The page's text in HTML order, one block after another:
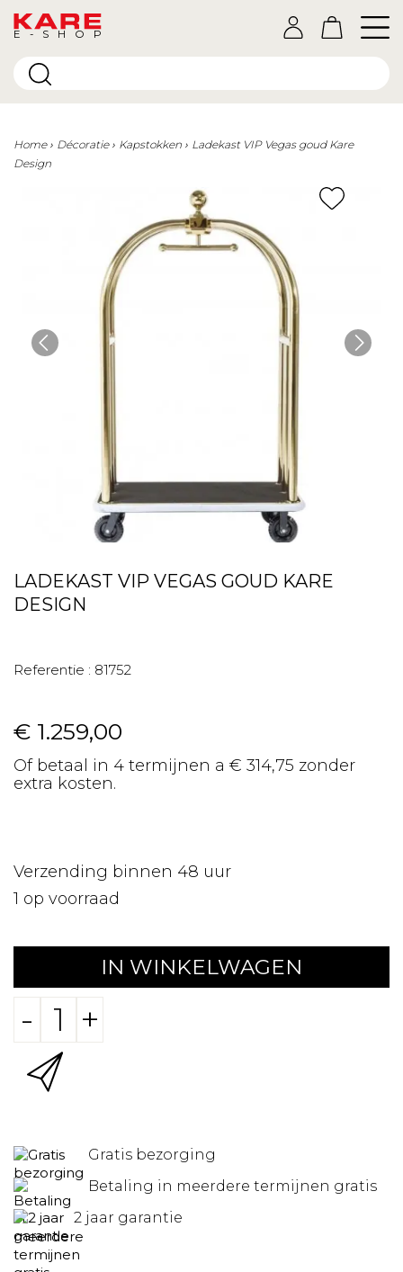
E-SHOP
Home Décoratie Kapstokken
Ladekast VIP Vegas goud Kare
Design
LADEKAST VIP VEGAS GOUD KARE
DESIGN
Referentie : 81752
€ 1.259,00
Of betaal in 4 termijnen a € 314,75 zonder
extra kosten.
Verzending binnen 48 uur
1 op voorraad
IN WINKELWAGEN
- +
Gratis bezorging
Betaling in meerdere termijnen gratis
2 jaar garantie